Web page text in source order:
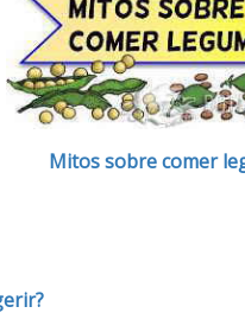
Mitos sobre comer